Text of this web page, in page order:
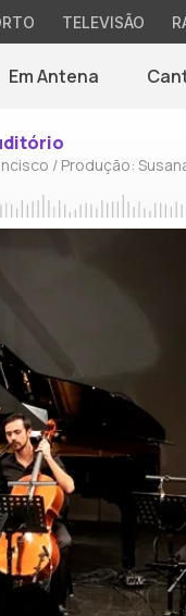
TELEVISÃO
Em Antena
/ Produção: